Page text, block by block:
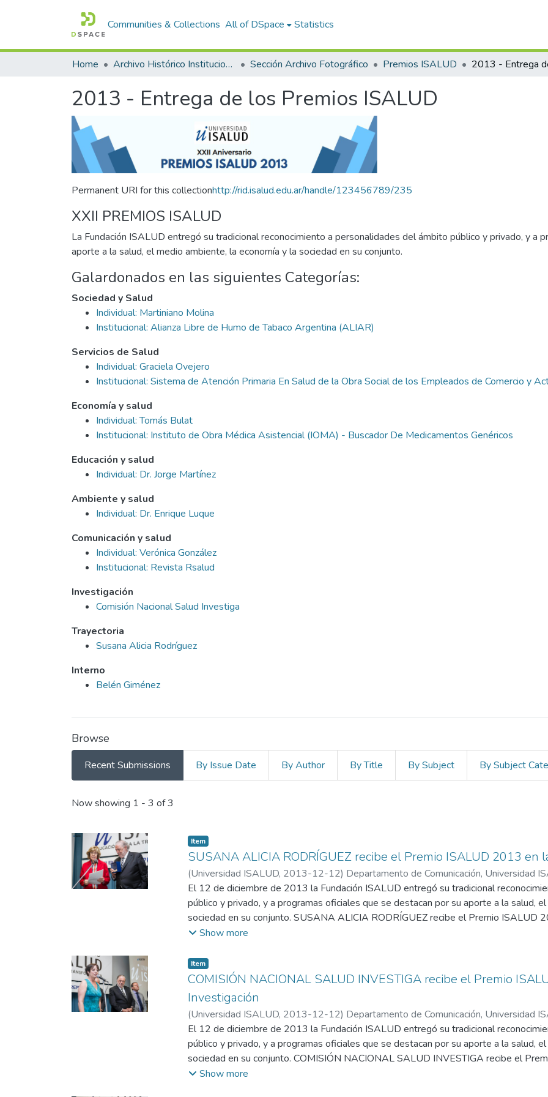
Communities & Collections All of DSpace Statistics
Home Archivo Histórico Institucional Sección Archivo Fotográfico Premios ISALUD
2013 - Entrega de los Premios ISALUD
Permanent URI for this collectionhttp://rid.isalud.edu.ar/handle/123456789/235
XXII PREMIOS ISALUD
La Fundación ISALUD entregó su tradicional reconocimiento a personalidades del ámbito público y privado, y a
aporte a la salud, el medio ambiente, la economía y la sociedad en su conjunto.
Galardonados en las siguientes Categorías:
Sociedad y Salud
Individual: Martiniano Molina
Institucional: Alianza Libre de Humo de Tabaco Argentina (ALIAR)
Servicios de Salud
Individual: Graciela Ovejero
Institucional: Sistema de Atención Primaria En Salud de la Obra Social de los Empleados de Comercio y
Economía y salud
Individual: Tomás Bulat
Institucional: Instituto de Obra Médica Asistencial (IOMA) - Buscador De Medicamentos Genéricos
Educación y salud
Individual: Dr. Jorge Martínez
Ambiente y salud
Individual: Dr. Enrique Luque
Comunicación y salud
Individual: Verónica González
Institucional: Revista Rsalud
Investigación
Comisión Nacional Salud Investiga
Trayectoria
Susana Alicia Rodríguez
Interno
Belén Giménez
Browse
Recent Submissions By Issue Date By Author By Title By Subject By Subject
Recent Submissions
Now showing 1 - 3 of 3
Item
SUSANA ALICIA RODRÍGUEZ recibe el Premio ISALUD 2013 en
(Universidad ISALUD, 2013-12-12) Departamento de Comunicación, Universidad
El 12 de diciembre de 2013 la Fundación ISALUD entregó su tradicional
público y privado, y a programas oficiales que se destacan por su aporte a la salud,
sociedad en su conjunto. SUSANA ALICIA RODRÍGUEZ recibe el Premio ISALUD
atención sanitaria que reciben los pequeños pacientes se destacó durante años
pediátrica y neonatal del Hospital Garrahan que acaba de acogerse a la jubilación.
Show more
Item
COMISIÓN NACIONAL SALUD INVESTIGA recibe el Premio
Investigación
(Universidad ISALUD, 2013-12-12) Departamento de Comunicación, Universidad
El 12 de diciembre de 2013 la Fundación ISALUD entregó su tradicional
público y privado, y a programas oficiales que se destacan por su aporte a la salud,
sociedad en su conjunto. COMISIÓN NACIONAL SALUD INVESTIGA recibe el
Investigación.
Show more